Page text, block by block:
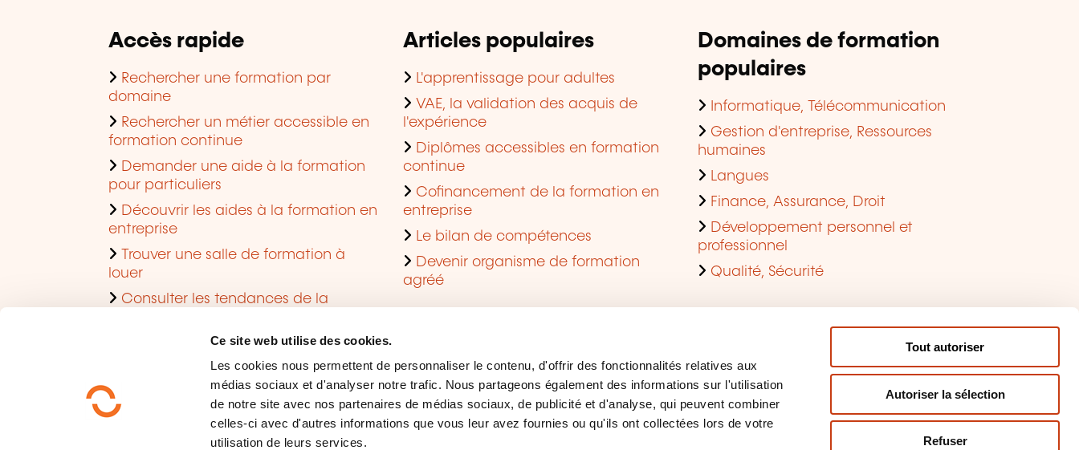
Ce site web utilise des cookies.
Les cookies nous permettent de personnaliser le contenu, d'offrir des fonctionnalités relatives aux
médias sociaux et d'analyser notre trafic. Nous partageons également des informations sur l'utilisation
de notre site avec nos partenaires de médias sociaux, de publicité et d'analyse, qui peuvent combiner
celles-ci avec d'autres informations que vous leur avez fournies ou qu'ils ont collectées lors de votre
utilisation de leurs services.
Tout autoriser
Autoriser la sélection
Refuser
Accès rapide
Rechercher une formation par
domaine
Rechercher un métier accessible en
formation continue
Demander une aide à la formation
pour particuliers
Découvrir les aides à la formation en
entreprise
Trouver une salle de formation à
louer
Consulter les tendances de la
Articles populaires
L'apprentissage pour adultes
VAE, la validation des acquis de
l'expérience
Diplômes accessibles en formation
continue
Cofinancement de la formation en
entreprise
Le bilan de compétences
Devenir organisme de formation
agréé
Domaines de formation
populaires
Informatique, Télécommunication
Gestion d'entreprise, Ressources
humaines
Langues
Finance, Assurance, Droit
Développement personnel et
professionnel
Qualité, Sécurité